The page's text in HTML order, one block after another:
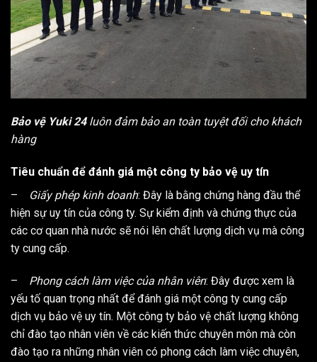
Bảo vệ Yuki 24luôn đảm bảo an toàn tuyệt đối cho khách
hàng
Tiêu chuẩn để đánh giá một công ty bảo vệ uy tín
–
Giấy phép kinh doanh: Đây là bằng chứng hàng đầu thể
hiện sự uy tín của công ty. Sự kiểm định và chứng thực của
các cơ quan nhà nước sẽ nói lên chất lượng dịch vụ mà công
ty cung cấp.
– Phong cách làm việc của nhân viên: Đây được xem là
yếu tố quan trọng nhất để đánh giá một công ty cung cấp
dịch vụ bảo vệ uy tín. Một công ty bảo vệ chất lượng không
chỉ đào tạo nhân viên về các kiến thức chuyên môn mà còn
đào tạo ra những nhân viên có phong cách làm việc chuyên,